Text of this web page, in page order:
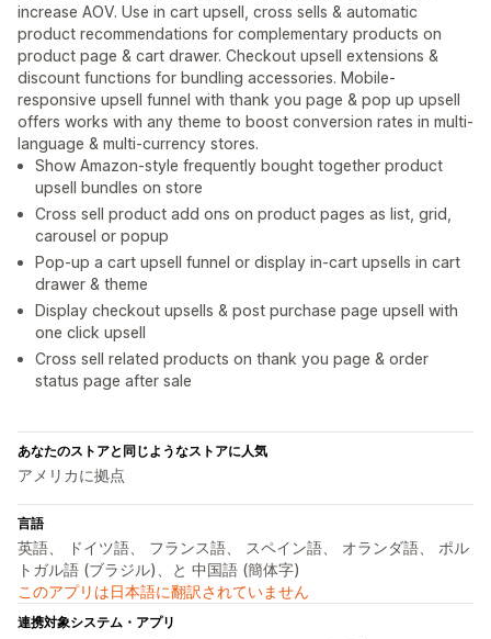
increase AOV. Use in cart upsell, cross sells & automatic
product recommendations for complementary products on
product page & cart drawer. Checkout upsell extensions &
discount functions for bundling accessories. Mobile-
responsive upsell funnel with thank you page & pop up upsell
offers works with any theme to boost conversion rates in multi-
language & multi-currency stores.
Show Amazon-style frequently bought together product
upsell bundles on store
Cross sell product add ons on product pages as list, grid,
carousel or popup
Pop-up a cart upsell funnel or display in-cart upsells in cart
drawer & theme
Display checkout upsells & post purchase page upsell with
one click upsell
Cross sell related products on thank you page & order
status page after sale
あなたのストアと同じようなストアに人気
アメリカに拠点
言語
英語、 ドイツ語、 フランス語、 スペイン語、 オランダ語、 ポル
トガル語 (ブラジル)、と 中国語 (簡体字)
このアプリは日本語に翻訳されていません
連携対象システム・アプリ